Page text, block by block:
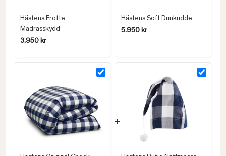
Hästens Frotte
Madrasskydd
3.950 kr
Hästens Soft Dunkudde
5.950 kr